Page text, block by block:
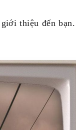
thiệu đến